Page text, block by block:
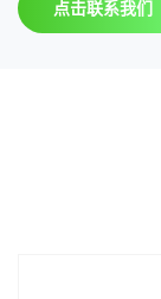
点击联系我们